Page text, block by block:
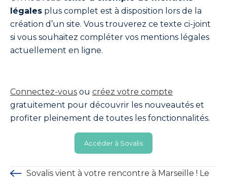
légales plus complet est à disposition lors de la
création d’un site. Vous trouverez ce texte ci-joint
si vous souhaitez compléter vos mentions légales
actuellement en ligne.
Connectez-vous ou créez votre compte
gratuitement pour découvrir les nouveautés et
profiter pleinement de toutes les fonctionnalités.
Accéder à Sovalis
Sovalis vient à votre rencontre à Marseille ! Le